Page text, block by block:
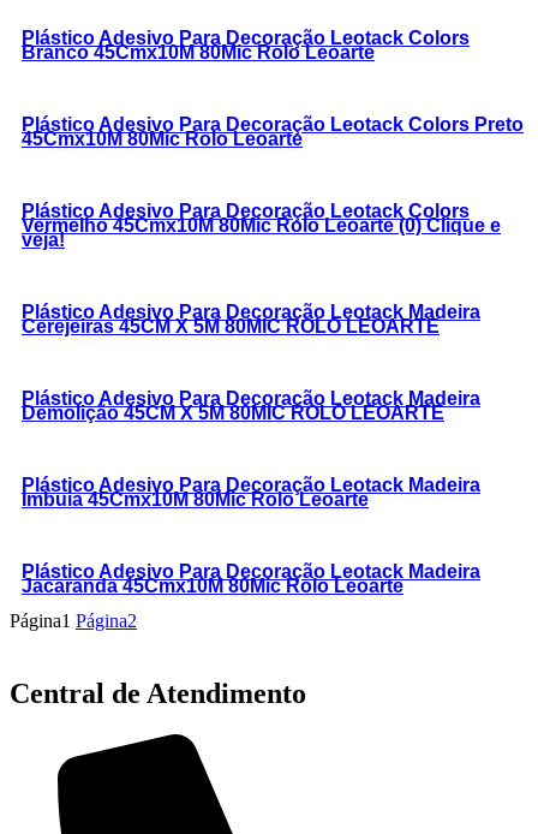
Plástico Adesivo Para Decoração Leotack Colors
Branco 45Cmx10M 80Mic Rolo Leoarte
Plástico Adesivo Para Decoração Leotack Colors Preto
45Cmx10M 80Mic Rolo Leoarte
Plástico Adesivo Para Decoração Leotack Colors
Vermelho 45Cmx10M 80Mic Rolo Leoarte (0) Clique e
veja!
Plástico Adesivo Para Decoração Leotack Madeira
Cerejeiras 45CM X 5M 80MIC ROLO LEOARTE
Plástico Adesivo Para Decoração Leotack Madeira
Demolição 45CM X 5M 80MIC ROLO LEOARTE
Plástico Adesivo Para Decoração Leotack Madeira
Imbuia 45Cmx10M 80Mic Rolo Leoarte
Plástico Adesivo Para Decoração Leotack Madeira
Jacaranda 45Cmx10M 80Mic Rolo Leoarte
Página1 Página2
Central de Atendimento